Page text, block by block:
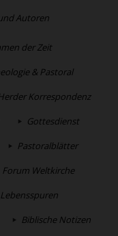
Autoren
der Zeit
& Pastoral
Korrespondenz
Gottesdienst
Pastoralblätter
Forum Weltkirche
Lebensspuren
Biblische Notizen